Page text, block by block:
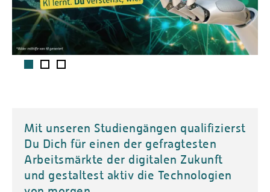
1 2 3
Mit unseren Studiengängen qualifizierst
Du Dich für einen der gefragtesten
Arbeitsmärkte der digitalen Zukunft
und gestaltest aktiv die Technologien